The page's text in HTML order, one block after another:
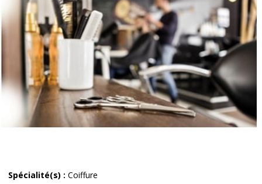
Spécialité(s) : Coiffure